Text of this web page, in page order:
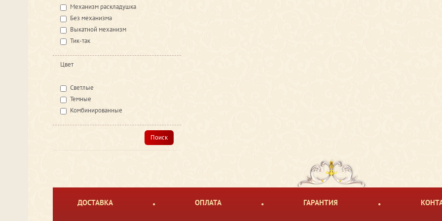
Механизм раскладушка
Без механизма
Выкатной механизм
Тик-так
Цвет
Светлые
Темные
Комбинированные
Поиск
ДОСТАВКА ОПЛАТА ГАРАНТИЯ